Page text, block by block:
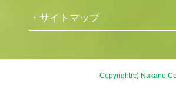
・サイトマップ
Copyright(c) Nakano